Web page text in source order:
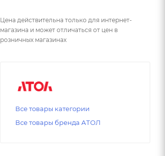
Цена действительна только для интернет-
магазина и может отличаться от цен в
розничных магазинах
Все товары категории
Все товары бренда АТОЛ